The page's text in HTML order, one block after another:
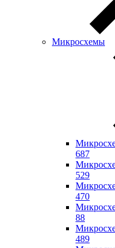
Микросхемы
687
529
470
88
489